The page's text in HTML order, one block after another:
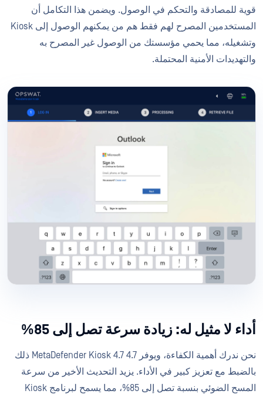
قوية للمصادقة والتحكم في الوصول. ويضمن هذا التكامل أن
المستخدمين المصرح لهم فقط هم من يمكنهم الوصول إلى Kiosk
وتشغيله، مما يحمي مؤسستك من الوصول غير المصرح به
والتهديدات الأمنية المحتملة.
أداء لا مثيل له: زيادة سرعة تصل إلى 85%
نحن ندرك أهمية الكفاءة، ويوفر MetaDefender Kiosk 4.7 4.7 ذلك
بالضبط مع تعزيز كبير في الأداء. يزيد التحديث الأخير من سرعة
المسح الضوئي بنسبة تصل إلى 85%، مما يسمح لبرنامج Kiosk